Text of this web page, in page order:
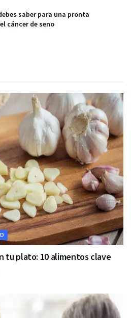
saber para una pronta
cáncer de seno
tu plato: 10 alimentos clave